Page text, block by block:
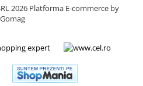
2026 Platforma E-commerce by
Gomag